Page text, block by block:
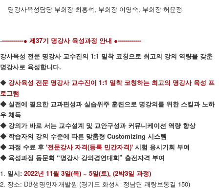
명강사육성담당 부회장 최홍석, 부회장 이영숙, 부회장 허윤정​​
------------● 제37기 명강사 육성과정 안내 ●------------
강사육성 전문 명강사 교수진의 1:1 밀착 코칭으로 최고의 강의 역량을 갖춘
명강사로 육성합니다.
◆ 강사육성 전문 명강사 교수진이 1:1 밀착 코칭하는 최고의 명강사 육성 프
로그램
◆ 실전에 필요한 교과편성과 실습위주 훈련으로 명강의를 위한 스킬과 노하
우 체득
◆ 강의가 바로 서는 교수설계 및 교안구성과 커뮤니케이션 역량 향상
◆ 학습자의 강의 수준에 따른 맞춤형 Customizing 시스템
◆ 과정 수료 후 '전문강사 자격(등록 민간자격)' 시험 응시기회 부여
◆ 육성과정 동문회 “명강사 강의경연대회” 출전자격 부여
1. 일시: 2022년 11월 3일(목) ~ 5일(토), (2박3일 과정)
2. 장소: DB생명인재개발원 (경기도 화성시 정남면 괘랑보통길 150)